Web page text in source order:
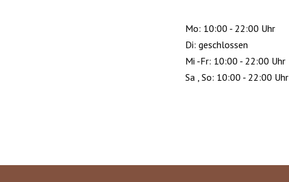
Mo: 10:00 - 22:00 Uhr
Di: geschlossen
Mi -Fr: 10:00 - 22:00 Uhr
Sa , So: 10:00 - 22:00 Uhr